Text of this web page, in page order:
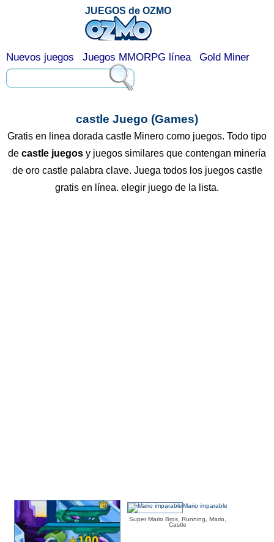
castle Juego (Games)
Gratis en linea dorada castle Minero como juegos. Todo tipo
de castle juegos y juegos similares que contengan minería
de oro castle palabra clave. Juega todos los juegos castle
gratis en línea. elegir juego de la lista.
Mario imparable
Super Mario Bros, Running, Mario,
Castle
JUEGOS de OZMO
Nuevos juegos Juegos MMORPG línea Gold Miner